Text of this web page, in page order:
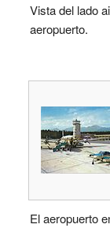
Vista del lado
aeropuerto.
El aeropuerto